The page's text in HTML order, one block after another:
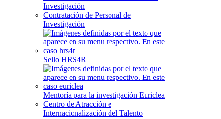
Investigación
Contratación de Personal de
Investigación
Sello HRS4R
Mentoría para la investigación Euriclea
Centro de Atracción e
Internacionalización del Talento